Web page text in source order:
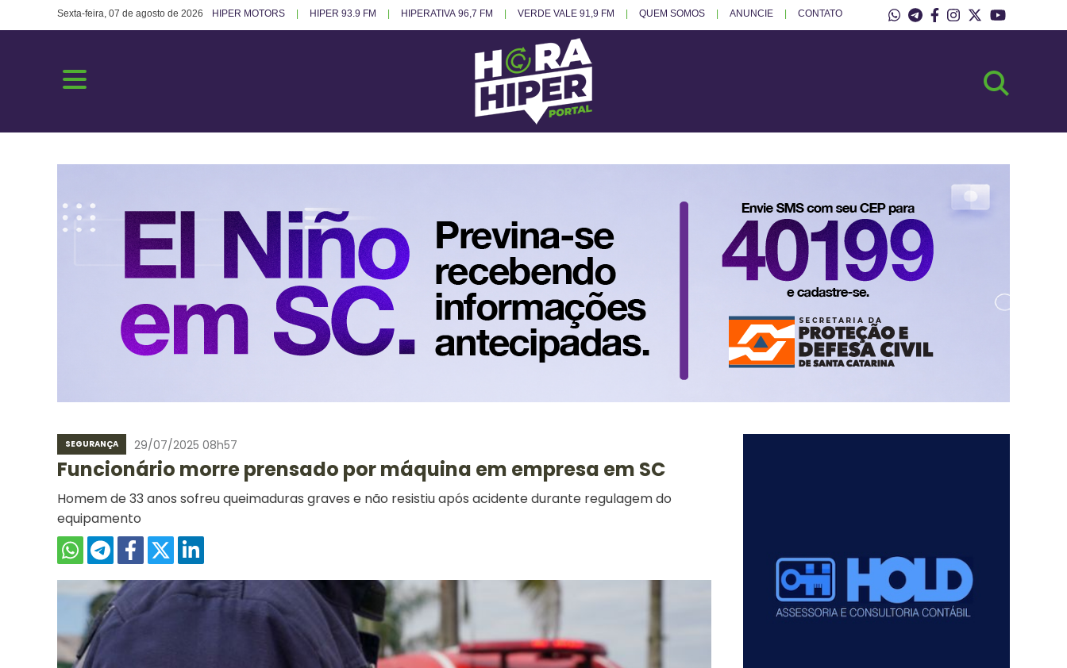
Sexta-feira, 07 de agosto de 2026 HIPER MOTORS HIPER 93.9 FM HIPERATIVA 96,7 FM VERDE VALE 91,9 FM QUEM SOMOS ANUNCIE CONTATO
SEGURANÇA 29/07/2025 08h57
Funcionário morre prensado por máquina em empresa em SC
Homem de 33 anos sofreu queimaduras graves e não resistiu após acidente durante regulagem do
equipamento